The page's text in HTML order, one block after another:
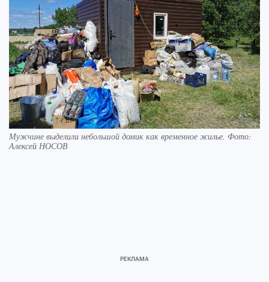
Мужчине выделили небольшой домик как временное жилье. Фото:
Алексей НОСОВ